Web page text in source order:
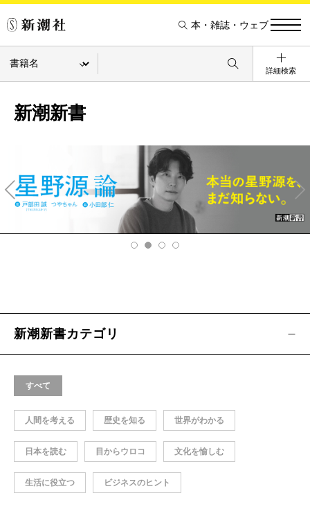
本・雑誌・ウェブ
詳細検索
新潮新書
v
Ne
xt
新潮新書カテゴリ
すべて
人間を考える 歴史を知る 世界がわかる
日本を読む 目からウロコ 文化を愉しむ
生活に役立つ ビジネスのヒント